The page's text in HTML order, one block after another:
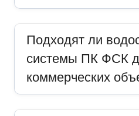
Подходят ли
системы ПК ФСК
коммерческих